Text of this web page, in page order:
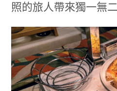
照的旅人帶來獨一無